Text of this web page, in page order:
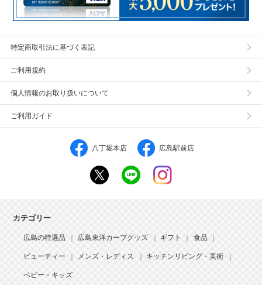
特定商取引法に基づく表記
ご利用規約
個人情報のお取り扱いについて
ご利用ガイド
八丁堀本店 広島駅前店
カテゴリー
広島の特選品 広島東洋カープグッズ ギフト 食品
ビューティー メンズ・レディス キッチンリビング・美術
ベビー・キッズ